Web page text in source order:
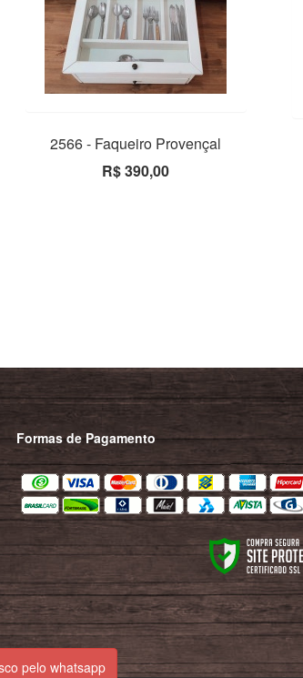
2566 - Faqueiro Provençal
R$ 390,00
Formas de Pagamento
pelo whatsapp